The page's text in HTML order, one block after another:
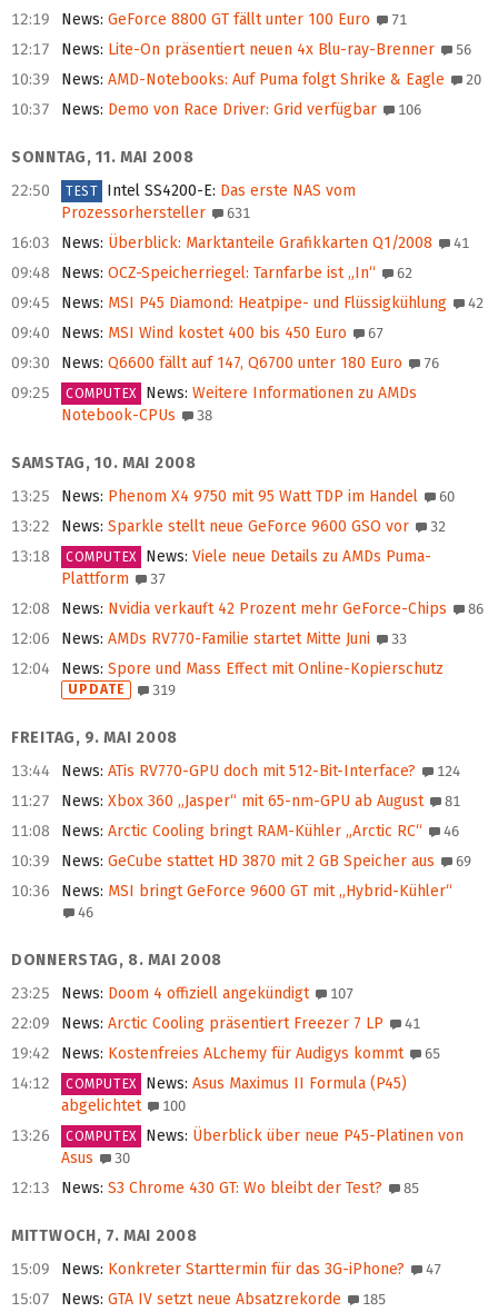
12:19 News: GeForce 8800 GT fällt unter 100 Euro 71
12:17 News: Lite-On präsentiert neuen 4x Blu-ray-Brenner 56
10:39 News: AMD-Notebooks: Auf Puma folgt Shrike & Eagle 20
10:37 News: Demo von Race Driver: Grid verfügbar 106
SONNTAG, 11. MAI 2008
22:50
TEST Intel SS4200-E: Das erste NAS vom
Prozessorhersteller
631
16:03 News: Überblick: Marktanteile Grafikkarten Q1/2008 41
09:48 News: OCZ-Speicherriegel: Tarnfarbe ist „In“ 62
09:45 News: MSI P45 Diamond: Heatpipe- und Flüssigkühlung 42
09:40 News: MSI Wind kostet 400 bis 450 Euro 67
09:30 News: Q6600 fällt auf 147, Q6700 unter 180 Euro 76
09:25 COMPUTEX News: Weitere Informationen zu AMDs
Notebook-CPUs
38
SAMSTAG, 10. MAI 2008
13:25
News: Phenom X4 9750 mit 95 Watt TDP im Handel 60
13:22 News: Sparkle stellt neue GeForce 9600 GSO vor 32
13:18 COMPUTEX News: Viele neue Details zu AMDs Puma-
Plattform
37
12:08 News: Nvidia verkauft 42 Prozent mehr GeForce-Chips 86
12:06 News: AMDs RV770-Familie startet Mitte Juni 33
12:04 News: Spore und Mass Effect mit Online-Kopierschutz
UPDATE 319
FREITAG, 9. MAI 2008
13:44
News: ATis RV770-GPU doch mit 512-Bit-Interface? 124
11:27 News: Xbox 360 „Jasper“ mit 65-nm-GPU ab August 81
11:08 News: Arctic Cooling bringt RAM-Kühler „Arctic RC“ 46
10:39 News: GeCube stattet HD 3870 mit 2 GB Speicher aus 69
10:36 News: MSI bringt GeForce 9600 GT mit „Hybrid-Kühler“
46
DONNERSTAG, 8. MAI 2008
23:25
News: Doom 4 offiziell angekündigt 107
22:09 News: Arctic Cooling präsentiert Freezer 7 LP 41
19:42 News: Kostenfreies ALchemy für Audigys kommt 65
14:12 COMPUTEX News: Asus Maximus II Formula (P45)
abgelichtet
100
13:26 COMPUTEX News: Überblick über neue P45-Platinen von
Asus
30
12:13 News: S3 Chrome 430 GT: Wo bleibt der Test? 85
MITTWOCH, 7. MAI 2008
15:09
News: Konkreter Starttermin für das 3G-iPhone? 47
15:07 News: GTA IV setzt neue Absatzrekorde 185